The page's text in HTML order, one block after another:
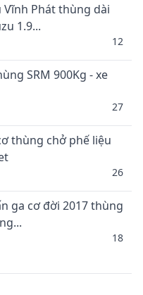
Vĩnh Phát thùng dài
1.9...
12
SRM 900Kg - xe
27
thùng chở phế liệu
26
ga cơ đời 2017 thùng
18